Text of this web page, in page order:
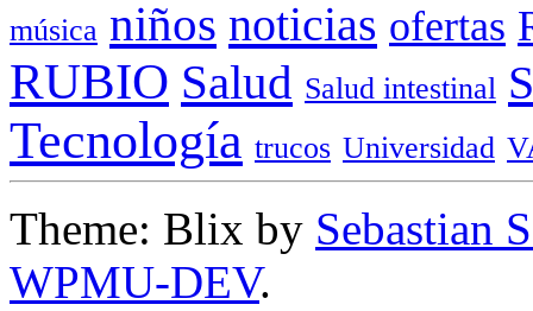
música niños noticias ofertas
RUBIO Salud Salud intestinal
Tecnología trucos Universidad
Theme: Blix by Sebastian
WPMU-DEV.